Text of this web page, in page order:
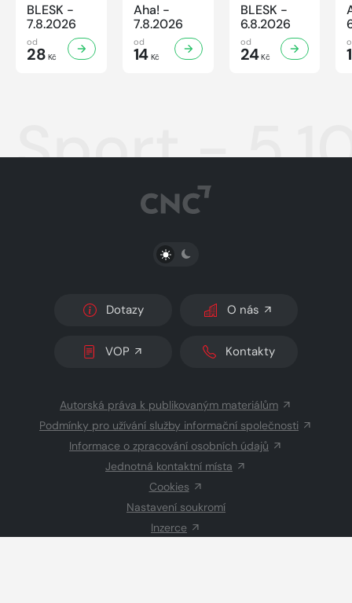
BLESK -
7.8.2026
od
28 Kč
Aha! -
7.8.2026
od
14Kč
BLESK -
6.8.2026
od
24Kč
Sport -
PŘEPNOUT SVĚTLÝ/TMAVÝ REŽIM
Dotazy O nás
VOP Kontakty
Autorská práva k publikovaným materiálům
Podmínky pro užívání služby informační společnosti
Informace o zpracování osobních údajů
Jednotná kontaktní místa
Cookies
Nastavení soukromí
Inzerce